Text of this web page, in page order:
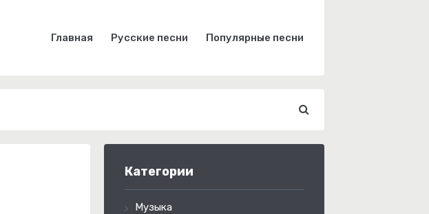
Главная Русские песни Популярные песни
Категории
Музыка